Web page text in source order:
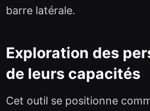
barre latérale.
Exploration des
de leurs capacités
Cet outil se positionne